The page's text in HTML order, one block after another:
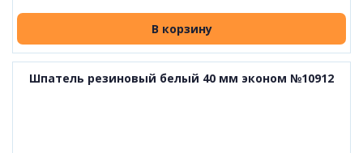
В корзину
Шпатель резиновый белый 40 мм эконом №10912